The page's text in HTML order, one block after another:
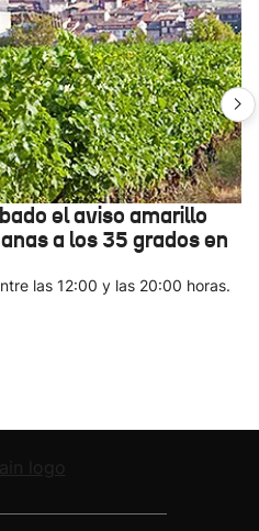
el aviso amarillo
a los 35 grados en
las 12:00 y las 20:00 horas.